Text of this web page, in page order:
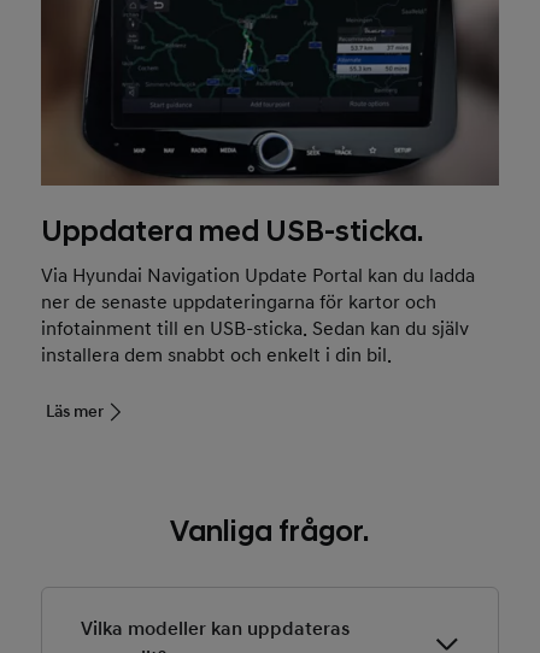
Uppdatera med USB-sticka.
Via Hyundai Navigation Update Portal kan du ladda
ner de senaste uppdateringarna för kartor och
infotainment till en USB-sticka. Sedan kan du själv
installera dem snabbt och enkelt i din bil.
Läs mer
Vanliga frågor.
Vilka modeller kan uppdateras